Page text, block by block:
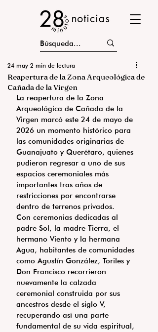
Reapertura de la Zona Arqueológica de
Cañada de la Virgen
24 may 2 min de lectura
La reapertura de la Zona
Arqueológica de Cañada de la
Virgen marcó este 24 de mayo de
2026 un momento histórico para
las comunidades originarias de
Guanajuato y Querétaro, quienes
pudieron regresar a uno de sus
espacios ceremoniales más
importantes tras años de
restricciones por encontrarse
dentro de terrenos privados.
Con ceremonias dedicadas al
padre Sol, la madre Tierra, el
hermano Viento y la hermana
Agua, habitantes de comunidades
como Agustín González, Toriles y
Don Francisco recorrieron
nuevamente la calzada
ceremonial construida por sus
ancestros desde el siglo V,
recuperando así una parte
fundamental de su vida espiritual,